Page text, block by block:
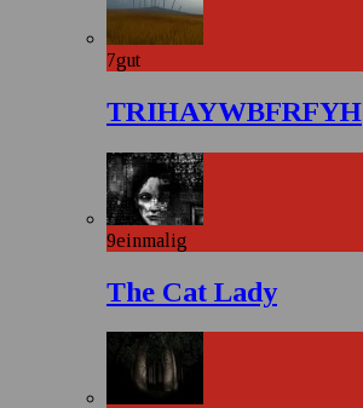
7gut
TRIHAYWBFRFYH
9einmalig
The Cat Lady